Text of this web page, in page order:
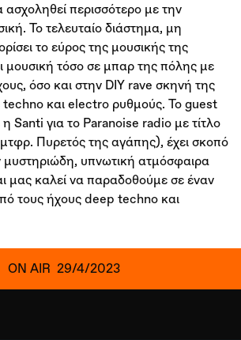
περισσότερο με την
Το τελευταίο διάστημα, μη
το εύρος της μουσικής της
μουσική τόσο σε μπαρ της πόλης με
όσο και στην DIY rave σκηνή της
techno και electro ρυθμούς. Το guest
Santi για το Paranoise radio με τίτλο
Πυρετός της αγάπης), έχει σκοπό
μυστηριώδη, υπνωτική ατμόσφαιρα
μας καλεί να παραδοθούμε σε έναν
τους ήχους deep techno και
ON AIR 29/4/2023